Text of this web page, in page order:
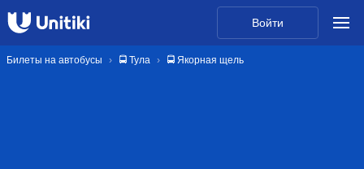
Войти
Билеты на автобусы 🚍 Тула 🚍 Якорная щель